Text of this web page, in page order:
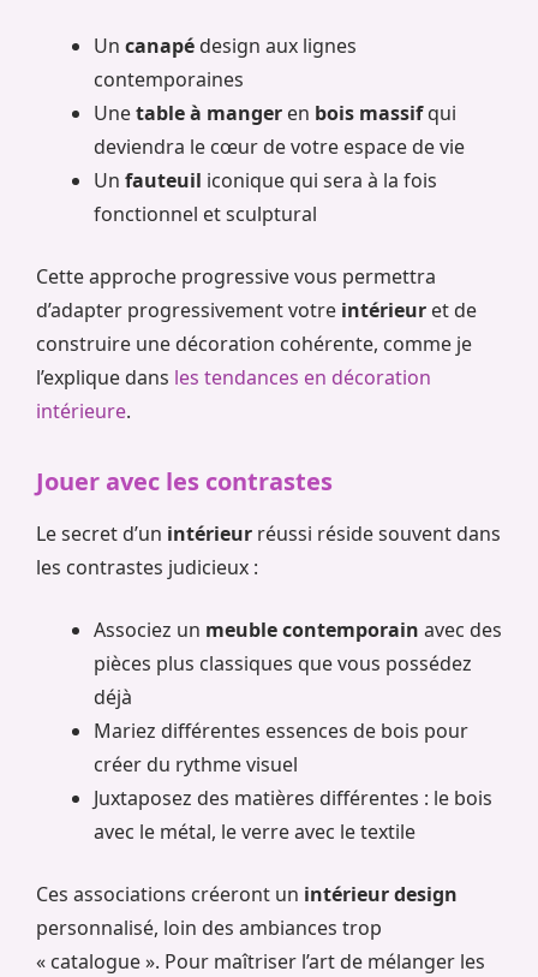
Un canapé design aux lignes
contemporaines
Unetable à manger en bois massifqui
deviendra le cœur de votre espace de vie
Un fauteuil iconique qui sera à la fois
fonctionnel et sculptural
Cette approche progressive vous permettra
d’adapter progressivement votre intérieur et de
construire une décoration cohérente, comme je
l’explique dans les tendances en décoration
intérieure.
Jouer avec les contrastes
Le secret d’un intérieur réussi réside souvent dans
les contrastes judicieux :
Associez un meuble contemporain avec des
pièces plus classiques que vous possédez
déjà
Mariez différentes essences de bois pour
créer du rythme visuel
Juxtaposez des matières différentes : le bois
avec le métal, le verre avec le textile
Ces associations créeront un intérieur design
personnalisé, loin des ambiances trop
« catalogue ». Pour maîtriser l’art de mélanger les